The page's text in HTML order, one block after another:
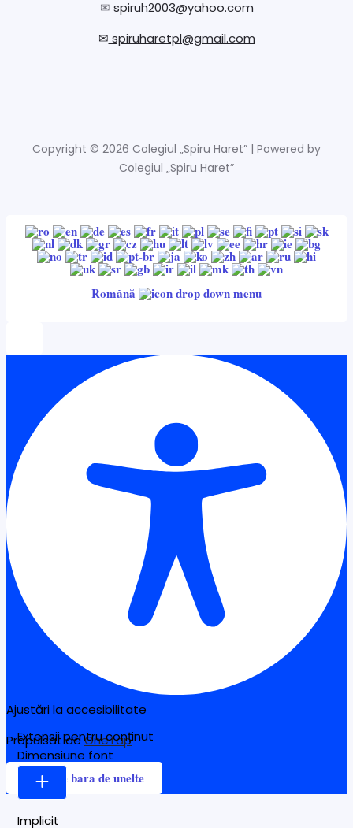
✉ spiruh2003@yahoo.com
✉ spiruharetpl@gmail.com
Copyright © 2026 Colegiul „Spiru Haret” | Powered by
Colegiul „Spiru Haret”
Română
Ajustări la accesibilitate
Propulsat deOneTap
Ascunde bara de unelte
Extensii pentru conținut
Dimensiune font
Implicit